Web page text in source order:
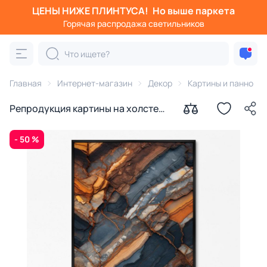
ЦЕНЫ НИЖЕ ПЛИНТУСА! Но выше паркета
Горячая распродажа светильников
Главная Интернет-магазин Декор Картины и панно
Репродукция картины на холсте
- 50 %